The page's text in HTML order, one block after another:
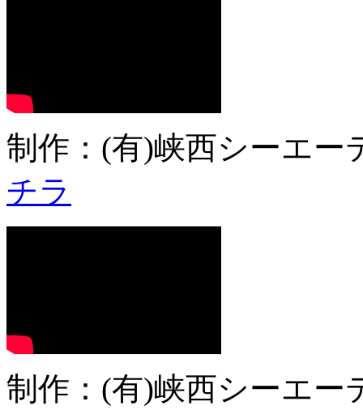
制作：(有)峡西シーエ
チラ
制作：(有)峡西シーエ